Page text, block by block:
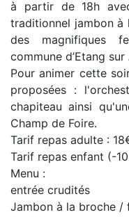
à partir de 18h
traditionnel jambon à
des magnifiques
commune d’Etang sur
Pour animer cette
proposées :
chapiteau ainsi
Champ de Foire.
Tarif repas adulte :
Tarif repas enfant (-
Menu :
entrée crudités
Jambon à la broche /